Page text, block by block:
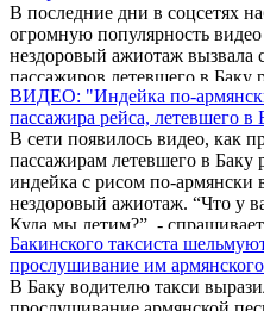
В последние дни в соцсетях
огромную популярность
нездоровый ажиотаж вызвала
пассажиров летевшего в Баку
"Аэрофлот" предложенная им
армянски. Агентство
решило поподробнее
блюде традиционной
ВИДЕО: "Индейка по-
пассажира рейса, летевшего в
В сети появилось видео, как
пассажирам летевшего в Баку
индейка с рисом по-армянски
нездоровый ажиотаж. “Что у
Куда мы летим?”, - спрашивает
недовольный пассажир у
настаивает на том, что такое
закон, с чем не согласна
Бакинского таксиста
прослушивание им
В Баку водителю такси